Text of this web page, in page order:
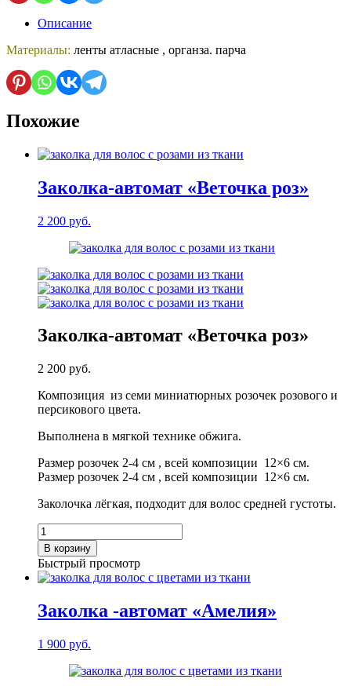
Описание
Материалы: ленты атласные , органза. парча
Похожие
Заколка-автомат «Веточка роз»
2 200 руб.
Заколка-автомат «Веточка роз»
2 200 руб.
Композиция из семи миниатюрных розочек розового и
персикового цвета.
Выполнена в мягкой технике обжига.
Размер розочек 2-4 см , всей композиции 12×6 см.
Размер розочек 2-4 см , всей композиции 12×6 см.
Заколочка лёгкая, подходит для волос средней густоты.
Количество
товара
Заколка-
автомат
«Веточка
В корзину
Быстрый просмотр
Заколка -автомат «Амелия»
1 900 руб.